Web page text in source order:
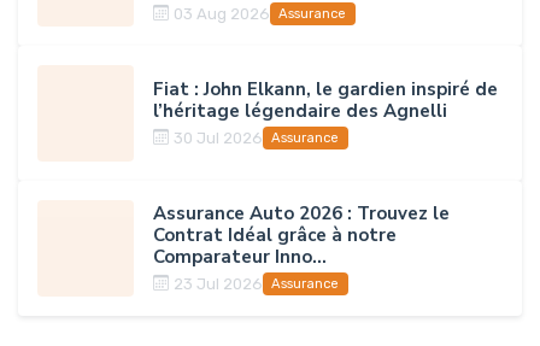
03 Aug 2026 Assurance
Fiat : John Elkann, le gardien inspiré de
l’héritage légendaire des Agnelli
30 Jul 2026 Assurance
Assurance Auto 2026 : Trouvez le
Contrat Idéal grâce à notre
Comparateur Inno...
23 Jul 2026 Assurance